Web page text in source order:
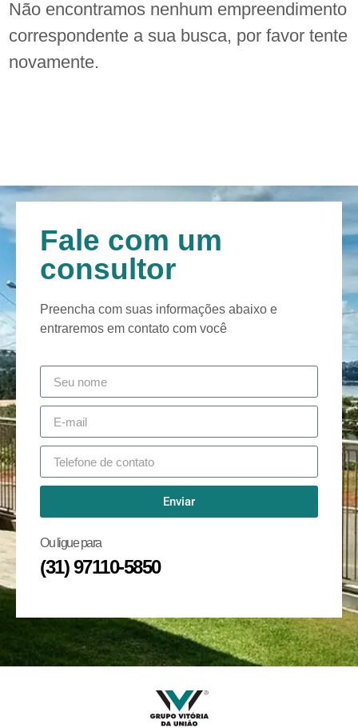
Não encontramos nenhum empreendimento
correspondente a sua busca, por favor tente
novamente.
Fale com um
consultor
Preencha com suas informações abaixo e
entraremos em contato com você
Enviar
Ou ligue para
(31) 97110-5850